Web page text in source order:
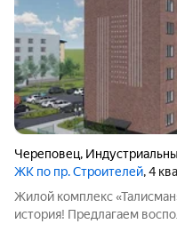
Череповец,
ЖК по пр. Строителей, 4
Жилой комплекс «Талисман» место, где начнётся ваша
история! Предлагаем